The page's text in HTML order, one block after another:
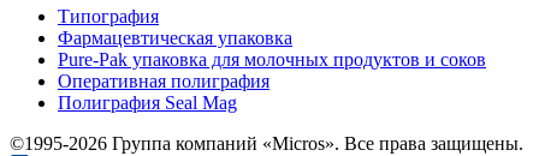
Типография
Фармацевтическая упаковка
Pure-Pak упаковка для молочных продуктов и соков
Оперативная полиграфия
Полиграфия Seal Mag
©1995-2026 Группа компаний «Micros». Все права защищены.